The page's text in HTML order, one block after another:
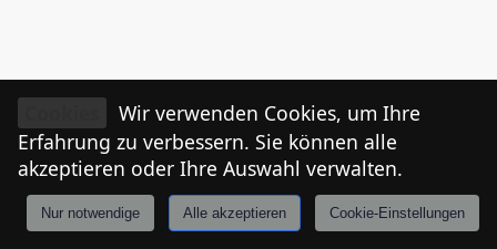
Anmelden Tiroler
Wir verwenden Cookies, um Ihre
Erfahrung zu verbessern. Sie können alle
akzeptieren oder Ihre Auswahl verwalten.
Nur notwendige Alle akzeptieren Cookie-Einstellungen